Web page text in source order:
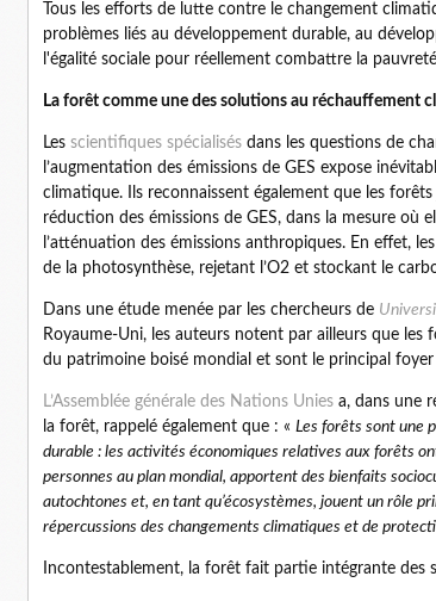
Tous les efforts de lutte contre le changement
problèmes liés au développement durable, au
l'égalité sociale pour réellement combattre la
La forêt comme une des solutions au réchauffement
Les scientifiques spécialisés dans les questions de
l’augmentation des émissions de GES expose
climatique. Ils reconnaissent également que les
réduction des émissions de GES, dans la mesure où
l’atténuation des émissions anthropiques. En effet,
de la photosynthèse, rejetant l’O2 et stockant le
Dans une étude menée par les chercheurs de
Royaume-Uni, les auteurs notent par ailleurs que
du patrimoine boisé mondial et sont le principal
L’Assemblée générale des Nations Unies a, dans une
la forêt, rappelé également que : « Les forêts sont une
durable : les activités économiques relatives aux forêts
personnes au plan mondial, apportent des bienfaits
autochtones et, en tant qu’écosystèmes, jouent un rôle
répercussions des changements climatiques et de
Incontestablement, la forêt fait partie intégrante